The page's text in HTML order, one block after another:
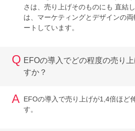
さは、売り上げそのものにも 直結
は、マーケティングとデザインの
ートしています。
Q EFOの導入でどの程度の売り
すか？
A EFOの導入で売り上げが1,4倍ほど
す。